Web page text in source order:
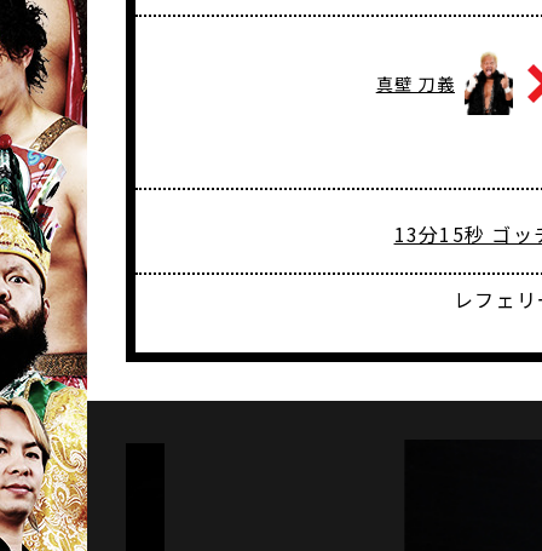
真壁 刀義
13分15秒 ゴ
レフェ